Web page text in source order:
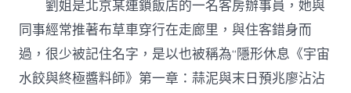
傘？〉
中
劉姐是北京某連鎖飯店的一名客房辦事員，她與
同事經常推著布草車穿行在走廊里，與住客錯身而
過，很少被記住名字，是以也被稱為“隱形休息《宇宙
水餃與終極醬料師》第一章：蒜泥與末日預兆廖沾沾